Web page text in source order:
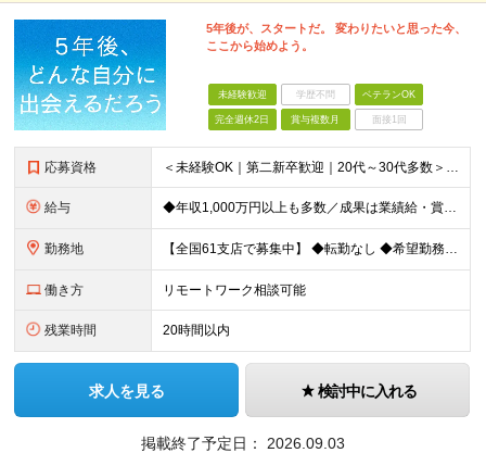
5年後が、スタートだ。 変わりたいと思った今、
ここから始めよう。
未経験歓迎 学歴不問 ベテランOK
完全週休2日 賞与複数月 面接1回
応募資格 ＜未経験OK｜第二新卒歓迎｜20代～30代多数＞ ◆業界未経験・営業未経験がほとんどです！ ◆高卒以上 ━━━━━━━━ 育成前提の採用です！ ━━━━━━━━ 「稼ぎたい」「経営者になりたい」など
給与 ◆年収1,000万円以上も多数／成果は業績給・賞与に反映 ◆年収例1,233円／30代・4年目 月給24万4,094円～33万5,000円＋業績給＋賞与年2回（業績による） ※給与は配属エリアによ
勤務地 【全国61支店で募集中】 ◆転勤なし ◆希望勤務地を選べる ◆U・Iターンも歓迎です ----- 契約期間中は転勤がありません。 お住まいの地域でキャリアを築くことができます！ ----- ■北海道／
働き方 リモートワーク相談可能
残業時間 20時間以内
求人を見る 検討中に入れる
掲載終了予定日： 2026.09.03